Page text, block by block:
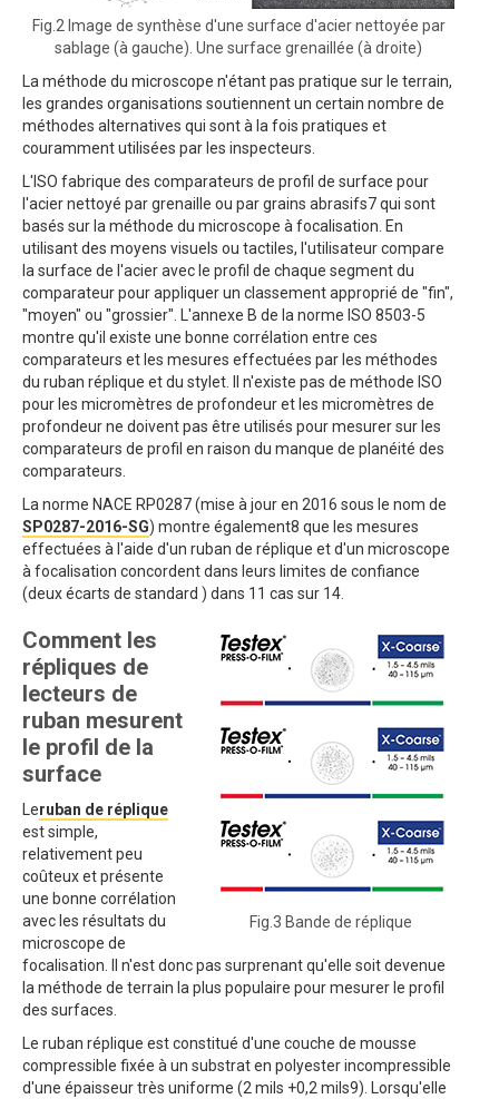
Fig.2 Image de synthèse d'une surface d'acier nettoyée par
sablage (à gauche). Une surface grenaillée (à droite)
La méthode du microscope n'étant pas pratique sur le terrain,
les grandes organisations soutiennent un certain nombre de
méthodes alternatives qui sont à la fois pratiques et
couramment utilisées par les inspecteurs.
L'ISO fabrique des comparateurs de profil de surface pour
l'acier nettoyé par grenaille ou par grains abrasifs7 qui sont
basés sur la méthode du microscope à focalisation. En
utilisant des moyens visuels ou tactiles, l'utilisateur compare
la surface de l'acier avec le profil de chaque segment du
comparateur pour appliquer un classement approprié de "fin",
"moyen" ou "grossier". L'annexe B de la norme ISO 8503-5
montre qu'il existe une bonne corrélation entre ces
comparateurs et les mesures effectuées par les méthodes
du ruban réplique et du stylet. Il n'existe pas de méthode ISO
pour les micromètres de profondeur et les micromètres de
profondeur ne doivent pas être utilisés pour mesurer sur les
comparateurs de profil en raison du manque de planéité des
comparateurs.
La norme NACE RP0287 (mise à jour en 2016 sous le nom de
SP0287-2016-SG) montre également8 que les mesures
effectuées à l'aide d'un ruban de réplique et d'un microscope
à focalisation concordent dans leurs limites de confiance
(deux écarts de standard ) dans 11 cas sur 14.
Fig.3 Bande de réplique
Comment les
répliques de
lecteurs de
ruban mesurent
le profil de la
surface
Leruban de réplique
est simple,
relativement peu
coûteux et présente
une bonne corrélation
avec les résultats du
microscope de
focalisation. Il n'est donc pas surprenant qu'elle soit devenue
la méthode de terrain la plus populaire pour mesurer le profil
des surfaces.
Le ruban réplique est constitué d'une couche de mousse
compressible fixée à un substrat en polyester incompressible
d'une épaisseur très uniforme (2 mils +0,2 mils9). Lorsqu'elle